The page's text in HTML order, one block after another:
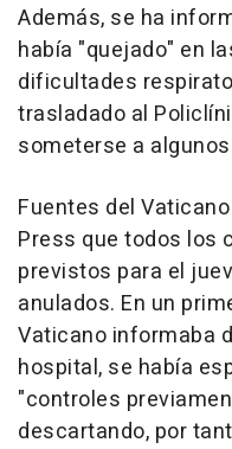
Además, se ha
había "quejado" en
dificultades
trasladado al
someterse a
Fuentes del
Press que todos los
previstos para el
anulados. En un
Vaticano informaba
hospital, se había
"controles
descartando, por